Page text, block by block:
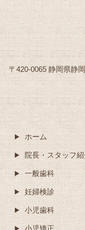
〒420-0065 静岡県静
ホーム
院長・スタッフ紹
一般歯科
妊婦検診
小児歯科
小児矯正